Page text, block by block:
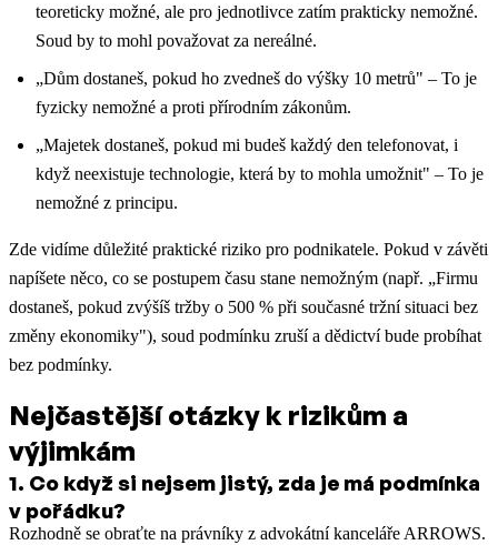
teoreticky možné, ale pro jednotlivce zatím prakticky nemožné.
Soud by to mohl považovat za nereálné.
„Dům dostaneš, pokud ho zvedneš do výšky 10 metrů" – To je
fyzicky nemožné a proti přírodním zákonům.
„Majetek dostaneš, pokud mi budeš každý den telefonovat, i
když neexistuje technologie, která by to mohla umožnit" – To je
nemožné z principu.
Zde vidíme důležité praktické riziko pro podnikatele. Pokud v závěti
napíšete něco, co se postupem času stane nemožným (např. „Firmu
dostaneš, pokud zvýšíš tržby o 500 % při současné tržní situaci bez
změny ekonomiky"), soud podmínku zruší a dědictví bude probíhat
bez podmínky.
Nejčastější otázky k rizikům a
výjimkám
1. Co když si nejsem jistý, zda je má podmínka
v pořádku?
Rozhodně se obraťte na právníky z advokátní kanceláře ARROWS.